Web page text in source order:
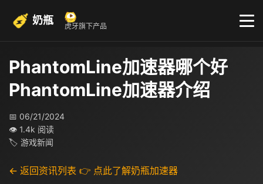
奶瓶 虎牙旗下产品
PhantomLine加速器哪个好
PhantomLine加速器介绍
📅 06/21/2024
👁 1.4k 阅读
🏷 游戏新闻
← 返回资讯列表 👉 点此了解奶瓶加速器